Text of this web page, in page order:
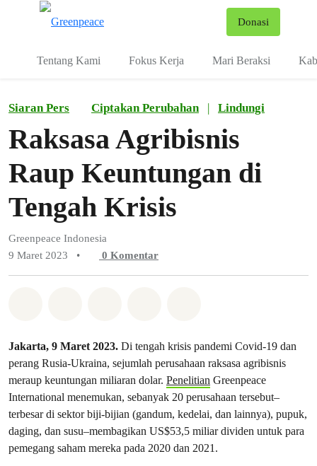
Donasi
Tentang Kami Fokus Kerja Mari Beraksi
Siaran Pers Ciptakan Perubahan | Lindungi
Raksasa Agribisnis
Raup Keuntungan di
Tengah Krisis
Greenpeace Indonesia
9 Maret 2023
• 0 Komentar
Jakarta, 9 Maret 2023. Di tengah krisis pandemi Covid-19 dan
perang Rusia-Ukraina, sejumlah perusahaan raksasa agribisnis
meraup keuntungan miliaran dolar. Penelitian Greenpeace
International menemukan, sebanyak 20 perusahaan tersebut–
terbesar di sektor biji-bijian (gandum, kedelai, dan lainnya), pupuk,
daging, dan susu–membagikan US$53,5 miliar dividen untuk para
pemegang saham mereka pada 2020 dan 2021.